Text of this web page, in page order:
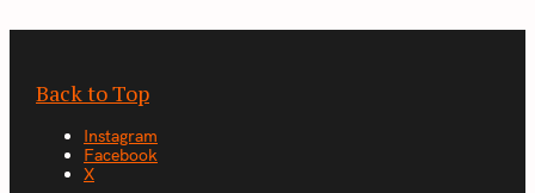
Back to Top
Instagram
Facebook
X